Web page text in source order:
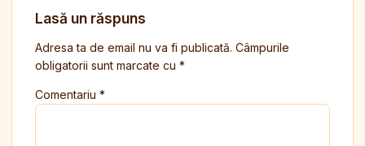
Lasă un răspuns
Adresa ta de email nu va fi publicată. Câmpurile
obligatorii sunt marcate cu *
Comentariu *